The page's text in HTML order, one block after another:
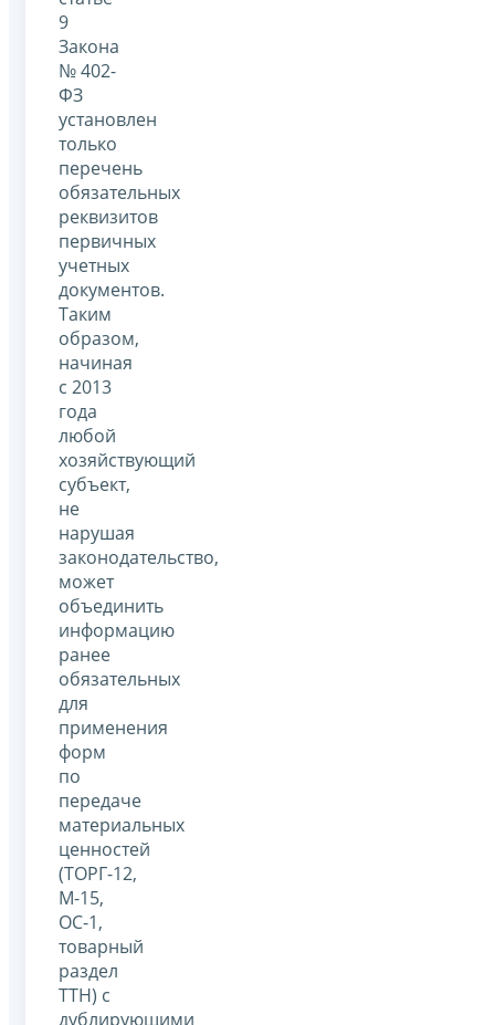
9
Закона
№ 402-
ФЗ
установлен
только
перечень
обязательных
реквизитов
первичных
учетных
документов.
Таким
образом,
начиная
с 2013
года
любой
хозяйствующий
субъект,
не
нарушая
законодательство,
может
объединить
информацию
ранее
обязательных
для
применения
форм
по
передаче
материальных
ценностей
(ТОРГ-12,
М-15,
ОС-1,
товарный
раздел
ТТН) с
дублирующими